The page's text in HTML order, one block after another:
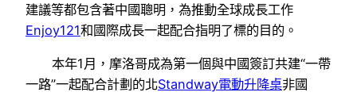
建議等都包含著中國聰明，為推動全球成長工作
Enjoy121和國際成長一起配合指明了標的目的。
本年1月，摩洛哥成為第一個與中國簽訂共建“一帶
一路”一起配合計劃的北Standway電動升降桌非國